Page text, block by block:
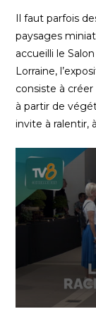
Il faut parfois
paysages
accueilli le
Lorraine,
consiste à
à partir de
invite à ralentir,